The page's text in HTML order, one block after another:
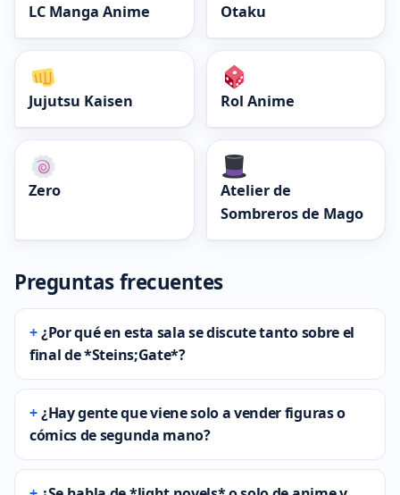
LC Manga Anime Otaku
Jujutsu Kaisen Rol Anime
Zero
Atelier de
Sombreros de Mago
Preguntas frecuentes
¿Por qué en esta sala se discute tanto sobre el
final de *Steins;Gate*?
¿Hay gente que viene solo a vender figuras o
cómics de segunda mano?